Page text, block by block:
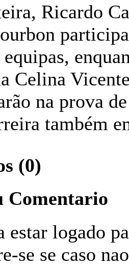
Ricardo
Celina
na prova
também
(0)
Comentario
estar logado
se se caso